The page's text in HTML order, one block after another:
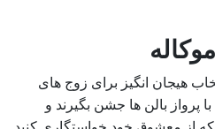
هیجان انگیز برای زوج های
پرواز بالن ها جشن بگیرند و